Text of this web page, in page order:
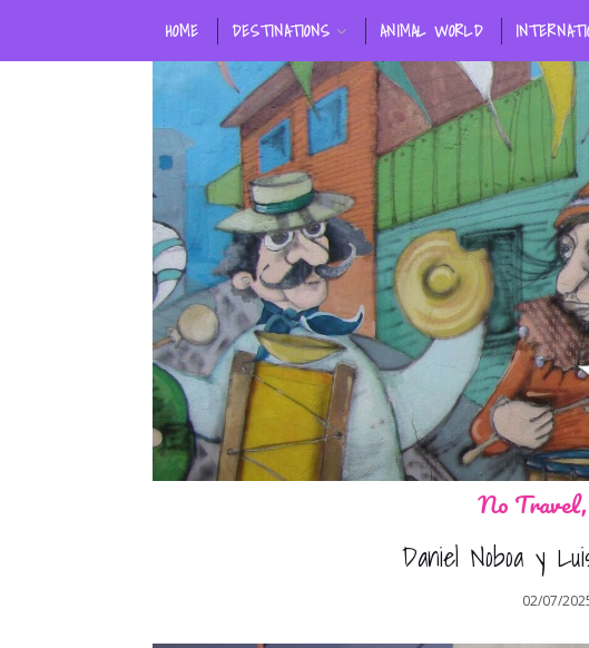
HOME DESTINATIONS ANIMAL WORLD
No
Daniel Noboa y
02/07/